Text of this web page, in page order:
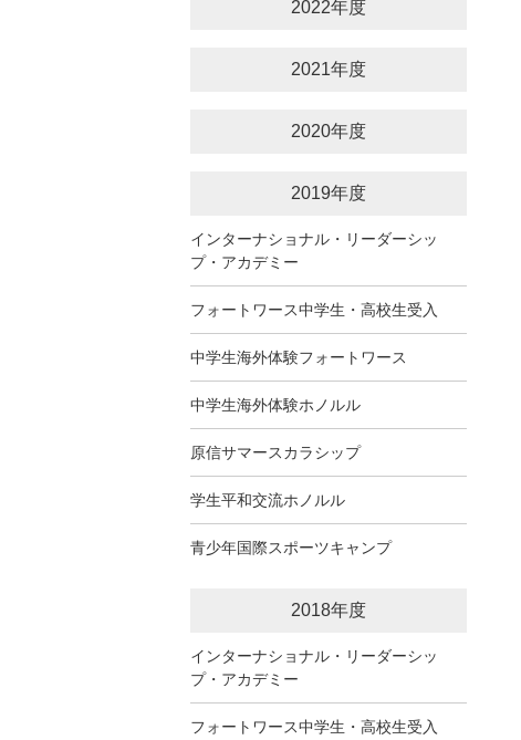
2022年度
2021年度
2020年度
2019年度
インターナショナル・リーダーシッ
プ・アカデミー
フォートワース中学生・高校生受入
中学生海外体験フォートワース
中学生海外体験ホノルル
原信サマースカラシップ
学生平和交流ホノルル
青少年国際スポーツキャンプ
2018年度
インターナショナル・リーダーシッ
プ・アカデミー
フォートワース中学生・高校生受入